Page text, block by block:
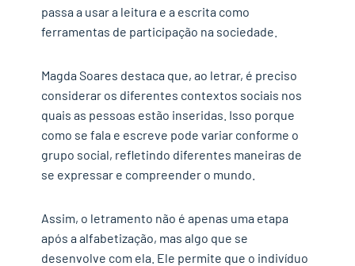
passa a usar a leitura e a escrita como
ferramentas de participação na sociedade.
Magda Soares destaca que, ao letrar, é preciso
considerar os diferentes contextos sociais nos
quais as pessoas estão inseridas. Isso porque
como se fala e escreve pode variar conforme o
grupo social, refletindo diferentes maneiras de
se expressar e compreender o mundo.
Assim, o letramento não é apenas uma etapa
após a alfabetização, mas algo que se
desenvolve com ela. Ele permite que o indivíduo